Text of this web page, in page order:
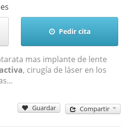
Pedir cita
mas implante de lente
, cirugía de láser en los
Guardar Compartir